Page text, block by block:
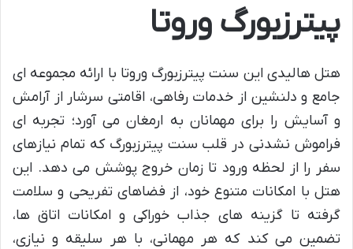
پیترزبورگ وروتا
هتل هالیدی این سنت پیترزبورگ وروتا با ارائه مجموعه ای
جامع و دلنشین از خدمات رفاهی، اقامتی سرشار از آرامش
و آسایش را برای مهمانان به ارمغان می آورد؛ تجربه ای
فراموش نشدنی در قلب سنت پیترزبورگ که تمام نیازهای
سفر را از لحظه ورود تا زمان خروج پوشش می دهد. این
هتل با امکانات متنوع خود، از فضاهای تفریحی و سلامت
گرفته تا گزینه های جذاب خوراکی و امکانات اتاق ها،
تضمین می کند که هر مهمانی، با هر سلیقه و نیازی،